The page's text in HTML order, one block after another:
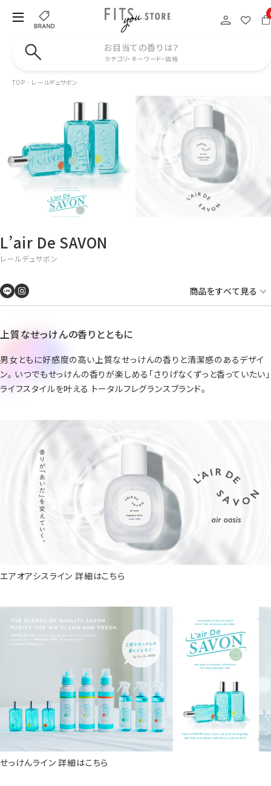
お目当ての香りは？
カテゴリ・キーワード・価格
TOP レールデュサボン
L’air De SAVON
レールデュサボン
商品をすべて見る
上質なせっけんの香りとともに
男女ともに好感度の高い上質なせっけんの香りと清潔感のあるデザイ
ン。 いつでもせっけんの香りが楽しめる「さりげなくずっと香っていたい」
ライフスタイルを叶える トータルフレグランスブランド。
エアオアシスライン 詳細はこちら
せっけんライン 詳細はこちら